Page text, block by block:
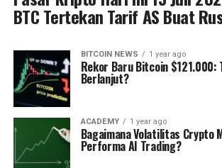
BTC Tertekan Tarif AS Buat
BITCOIN NEWS 1 year ago
Rekor Baru Bitcoin $121.000:
Berlanjut?
ACADEMY 1 year ago
Bagaimana Volatilitas Crypto
Performa AI Trading?